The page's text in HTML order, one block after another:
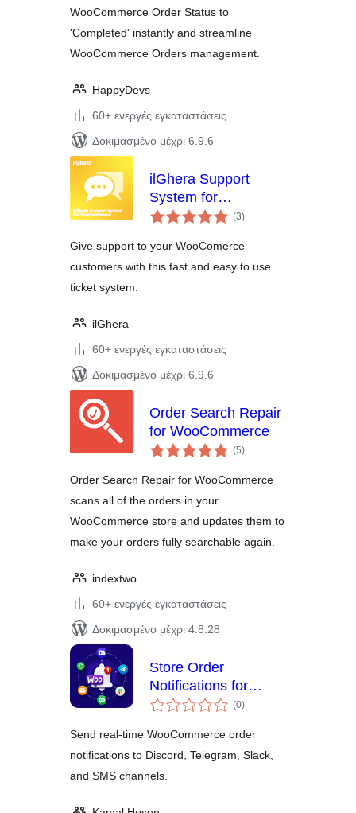
WooCommerce Order Status to
'Completed' instantly and streamline
WooCommerce Orders management.
HappyDevs
60+ ενεργές εγκαταστάσεις
Δοκιμασμένο μέχρι 6.9.6
ilGhera Support
System for
WooCommerce
(3αξιολογήσεις
σύνολο
)
Give support to your WooComerce
customers with this fast and easy to use
ticket system.
ilGhera
60+ ενεργές εγκαταστάσεις
Δοκιμασμένο μέχρι 6.9.6
Order Search Repair
for WooCommerce
(5αξιολογήσεις
σύνολο
)
Order Search Repair for WooCommerce
scans all of the orders in your
WooCommerce store and updates them to
make your orders fully searchable again.
indextwo
60+ ενεργές εγκαταστάσεις
Δοκιμασμένο μέχρι 4.8.28
Store Order
Notifications for
WooCommerce
(0αξιολογήσεις
σύνολο
)
Send real-time WooCommerce order
notifications to Discord, Telegram, Slack,
and SMS channels.